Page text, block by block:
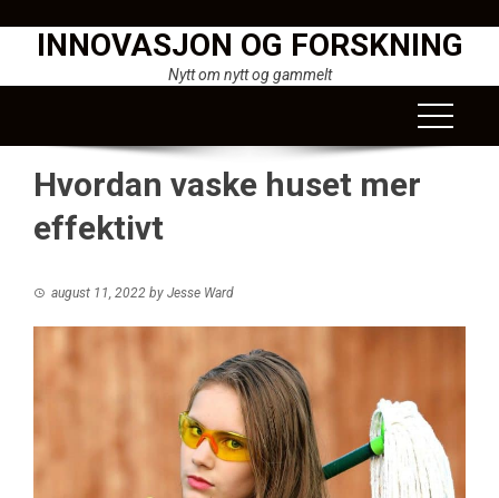
INNOVASJON OG FORSKNING
Nytt om nytt og gammelt
Hvordan vaske huset mer
effektivt
august 11, 2022 by Jesse Ward